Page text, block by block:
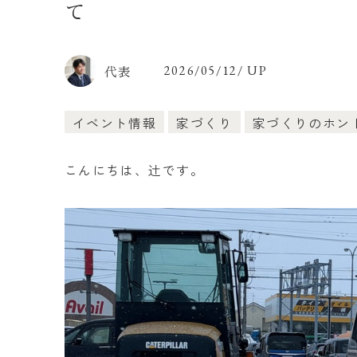
て
代表 2026/05/12/ UP
イベント情報 家づくり 家づくりのホン
こんにちは、辻です。